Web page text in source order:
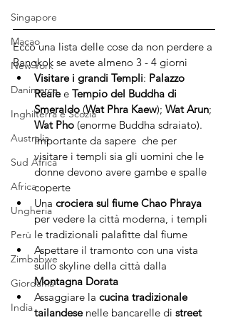
Singapore
Macao
New York
Danimarca
Inghilterra e Scozia
Australia
Sud Africa
Africa
Ungheria
Perù
Zimbabwe
Giordania
India
Ecco una lista delle cose da non perdere a
Bangkok se avete almeno 3 - 4 giorni
Visitare i grandi Templi: Palazzo
Reale e Tempio del Buddha di
Smeraldo (Wat Phra Kaew); Wat Arun;
Wat Pho (enorme Buddha sdraiato).
Importante da sapere  che per
visitare i templi sia gli uomini che le
donne devono avere gambe e spalle
coperte
Una crociera sul fiume Chao Phraya
per vedere la città moderna, i templi
le tradizionali palafitte dal fiume
Aspettare il tramonto con una vista
sullo skyline della città dalla
Montagna Dorata
Assaggiare la cucina tradizionale
tailandese nelle bancarelle di street